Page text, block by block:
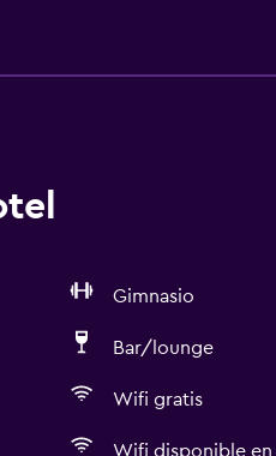
Gimnasio
Bar/lounge
Wifi gratis
Wifi disponible en